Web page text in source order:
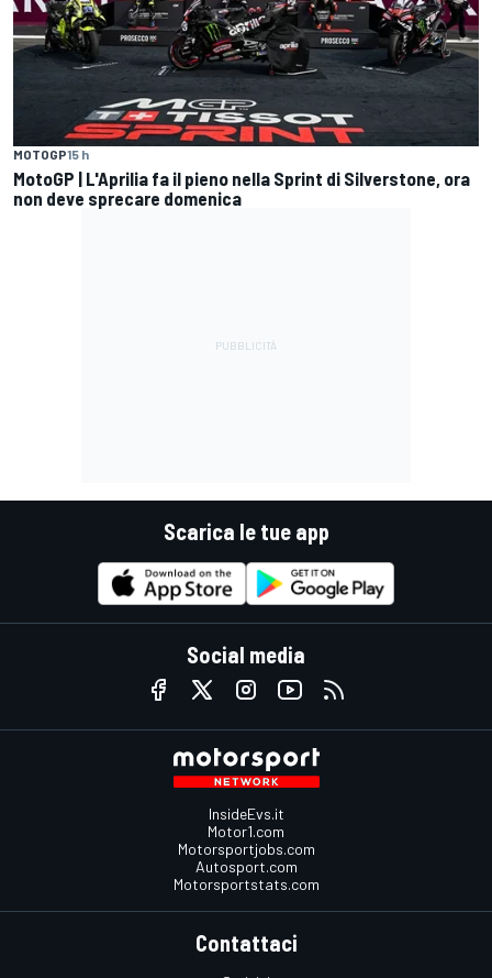
MOTOGP15 h
MotoGP | L'Aprilia fa il pieno nella Sprint di Silverstone, ora
non deve sprecare domenica
Scarica le tue app
Social media
InsideEvs.it
Motor1.com
Motorsportjobs.com
Autosport.com
Motorsportstats.com
Contattaci